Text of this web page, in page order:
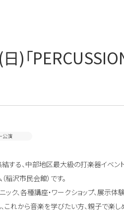
)「
公演
る、中部地区最大級の打楽器イベント
沢市民会館）です。
ク、各種講座・ワークショップ、展示
れから音楽を学びたい方、親子で楽し